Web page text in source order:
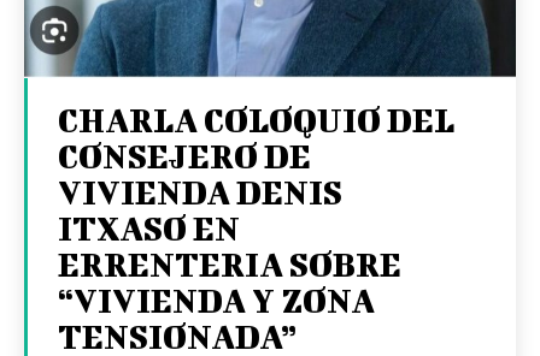
CHARLA COLOQUIO DEL
CONSEJERO DE
VIVIENDA DENIS
ITXASO EN
ERRENTERIA SOBRE
“VIVIENDA Y ZONA
TENSIONADA”